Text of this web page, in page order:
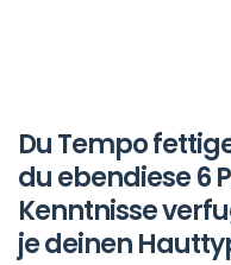
Du Tempo
du ebendiese 6
Kenntnisse
je deinen